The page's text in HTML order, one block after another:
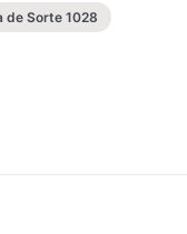
de Sorte 1028